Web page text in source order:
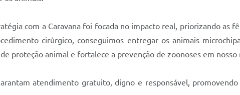
com a Caravana foi focada no impacto real, priorizando as
cirúrgico, conseguimos entregar os animais
proteção animal e fortalece a prevenção de zoonoses em
atendimento gratuito, digno e responsável,